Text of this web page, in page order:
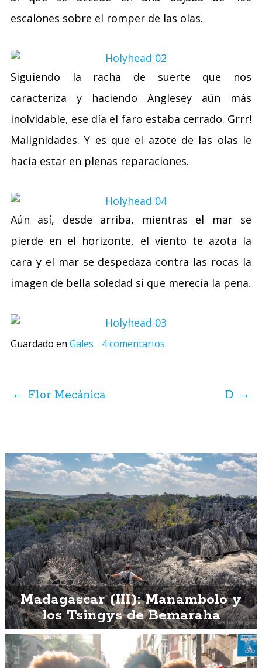
escalones sobre el romper de las olas.
Siguiendo la racha de suerte que nos
caracteriza y haciendo Anglesey aún más
inolvidable, ese día el faro estaba cerrado. Grrr!
Malignidades. Y es que el azote de las olas le
hacía estar en plenas reparaciones.
Aún así, desde arriba, mientras el mar se
pierde en el horizonte, el viento te azota la
cara y el mar se despedaza contra las rocas la
imagen de bella soledad si que merecía la pena.
Guardado en Gales 4 comentarios
← Flor Mecánica D →
Madagascar (III): Manambolo y
los Tsingys de Bemaraha